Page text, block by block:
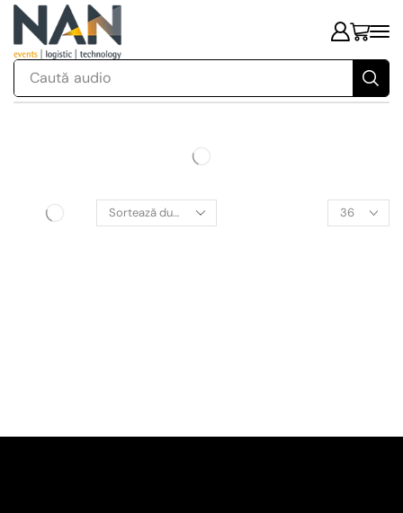
Caută audio